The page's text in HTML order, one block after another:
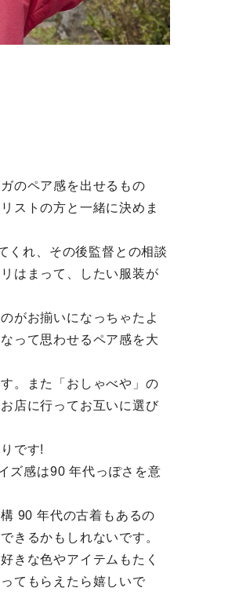
のペア感を出せるもの
ストの方と一緒に決めま
くれ、その後監督との相談
はまって、したい服装が
がお揃いになっちゃたよ
って思わせるペア感を大
。また「おしゃべや」の
店に行ってお互いに選び
です!
ズ感は90 年代っぽさを意
90 年代の古着もあるの
きるかもしれないです。
きな色やアイテムもたく
てもらえたら嬉しいで